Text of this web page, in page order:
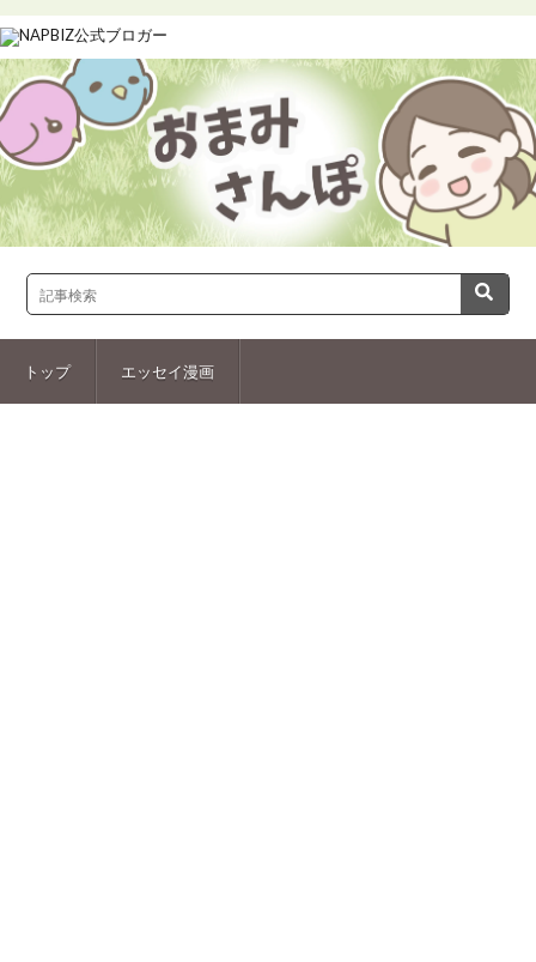
トップ エッセイ漫画